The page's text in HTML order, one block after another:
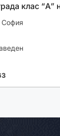
клас “А”
София